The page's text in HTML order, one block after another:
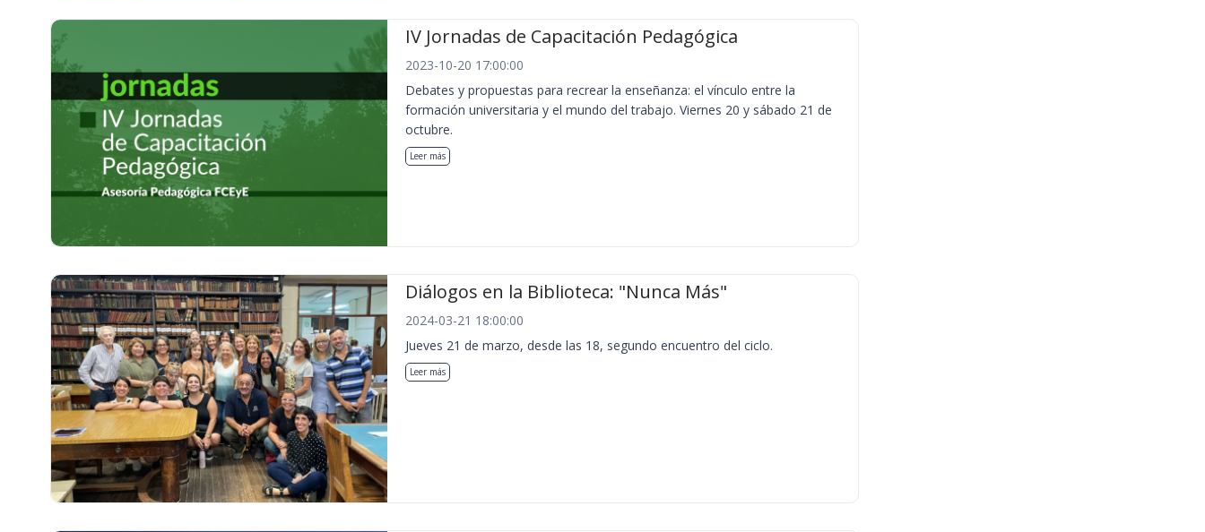
IV Jornadas de Capacitación Pedagógica
2023-10-20 17:00:00
Debates y propuestas para recrear la enseñanza: el vínculo entre la
formación universitaria y el mundo del trabajo. Viernes 20 y sábado 21 de
octubre.
Leer más
Diálogos en la Biblioteca: "Nunca Más"
2024-03-21 18:00:00
Jueves 21 de marzo, desde las 18, segundo encuentro del ciclo.
Leer más